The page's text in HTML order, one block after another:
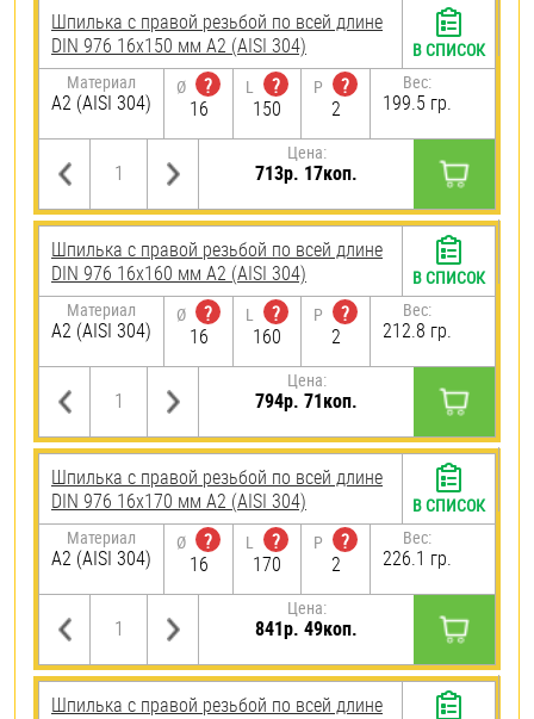
Шпилька с правой резьбой по всей длине
DIN 976 16х150 мм А2 (AISI 304)
Материал
А2 (AISI 304)
Ø
?
16
L
?
150
P
?
2
Вес:
199.5 гр.
Цена:
713р. 17коп.
В СПИСОК
Шпилька с правой резьбой по всей длине
DIN 976 16х160 мм А2 (AISI 304)
Материал
А2 (AISI 304)
Ø
?
16
L
?
160
P
?
2
Вес:
212.8 гр.
Цена:
794р. 71коп.
В СПИСОК
Шпилька с правой резьбой по всей длине
DIN 976 16х170 мм А2 (AISI 304)
Материал
А2 (AISI 304)
Ø
?
16
L
?
170
P
?
2
Вес:
226.1 гр.
Цена:
841р. 49коп.
В СПИСОК
Шпилька с правой резьбой по всей длине